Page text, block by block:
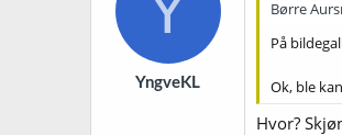
YngveKL
Børre
På
Ok, ble
Hvor?